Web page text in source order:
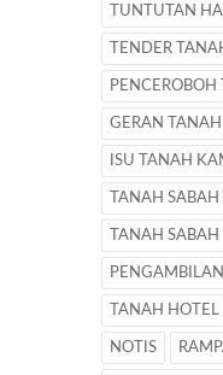
TUNTUTAN
TENDER
PENCEROBOH
GERAN TANAH
ISU TANAH
TANAH
TANAH SABAH
TANAH HOTEL
NOTIS